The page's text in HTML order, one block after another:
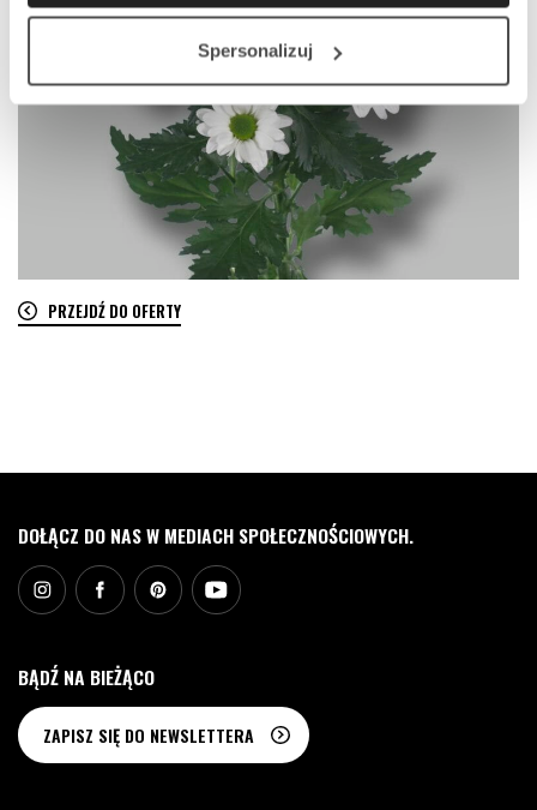
Spersonalizuj
PRZEJDŹ DO OFERTY
DOŁĄCZ DO NAS W MEDIACH SPOŁECZNOŚCIOWYCH.
BĄDŹ NA BIEŻĄCO
ZAPISZ SIĘ DO NEWSLETTERA